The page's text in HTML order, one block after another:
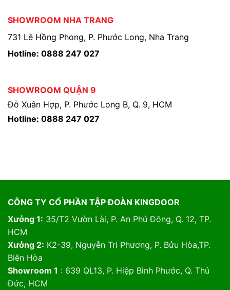
SHOWROOM NHA TRANG
731 Lê Hồng Phong, P. Phước Long, Nha Trang
Hotline: 0888 247 027
SHOWROOM QUẬN 9
Đỗ Xuân Hợp, P. Phước Long B, Q. 9, HCM
Hotline: 0888 247 027
CÔNG TY CỔ PHẦN TẬP ĐOÀN KINGDOOR
Xưởng 1: 35/T2 Vườn Lài, P. An Phú Đông, Q. 12, TP.
HCM
Xưởng 2: K2-39, Nguyễn Tri Phương, P. Bửu Hòa,TP.
Biên Hòa
Showroom 1 : 639 QL13, P. Hiệp Bình Phước, Q. Thủ
Đức, HCM